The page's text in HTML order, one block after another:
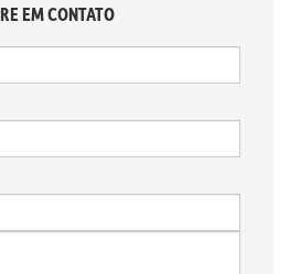
EM CONTATO